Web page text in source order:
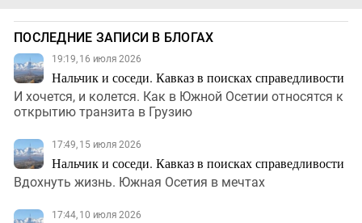
ПОСЛЕДНИЕ ЗАПИСИ В БЛОГАХ
19:19, 16 июля 2026
Нальчик и соседи. Кавказ в поисках справедливости
И хочется, и колется. Как в Южной Осетии относятся к
открытию транзита в Грузию
17:49, 15 июля 2026
Нальчик и соседи. Кавказ в поисках справедливости
Вдохнуть жизнь. Южная Осетия в мечтах
17:44, 10 июля 2026